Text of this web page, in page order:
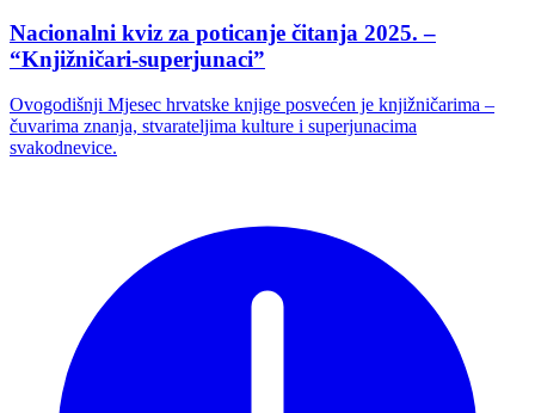
Nacionalni kviz za poticanje čitanja 2025. –
“Knjižničari-superjunaci”
Ovogodišnji Mjesec hrvatske knjige posvećen je knjižničarima –
čuvarima znanja, stvarateljima kulture i superjunacima
svakodnevice.